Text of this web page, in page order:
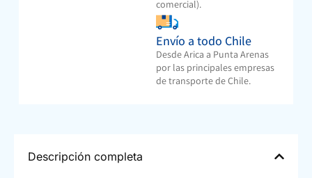
comercial).
Envío a todo Chile
Desde Arica a Punta Arenas
por las principales empresas
de transporte de Chile.
Descripción completa